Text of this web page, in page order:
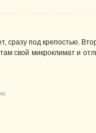
под крепостью.
свой микроклимат и